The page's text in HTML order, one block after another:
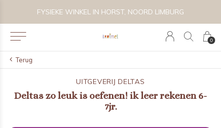
0
FYSIEKE WINKEL IN HORST, NOORD LIMBURG
Terug
UITGEVERIJ DELTAS
Deltas zo leuk is oefenen! ik leer rekenen 6-
7jr.